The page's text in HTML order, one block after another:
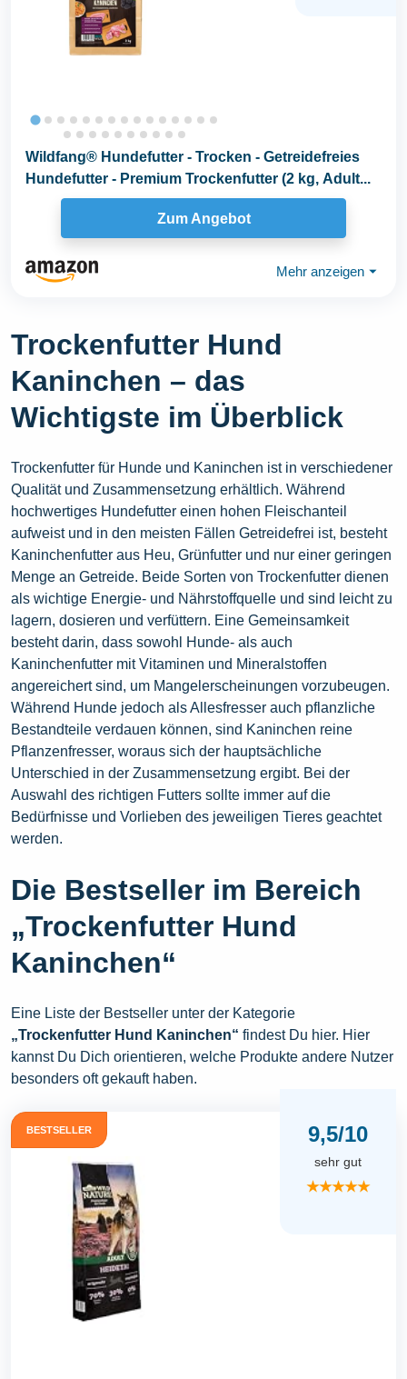
Wildfang® Hundefutter - Trocken - Getreidefreies
Hundefutter - Premium Trockenfutter (2 kg, Adult...
Zum Angebot
Mehr anzeigen ⏷
Trockenfutter Hund
Kaninchen – das
Wichtigste im Überblick
Trockenfutter für Hunde und Kaninchen ist in verschiedener
Qualität und Zusammensetzung erhältlich. Während
hochwertiges Hundefutter einen hohen Fleischanteil
aufweist und in den meisten Fällen Getreidefrei ist, besteht
Kaninchenfutter aus Heu, Grünfutter und nur einer geringen
Menge an Getreide. Beide Sorten von Trockenfutter dienen
als wichtige Energie- und Nährstoffquelle und sind leicht zu
lagern, dosieren und verfüttern. Eine Gemeinsamkeit
besteht darin, dass sowohl Hunde- als auch
Kaninchenfutter mit Vitaminen und Mineralstoffen
angereichert sind, um Mangelerscheinungen vorzubeugen.
Während Hunde jedoch als Allesfresser auch pflanzliche
Bestandteile verdauen können, sind Kaninchen reine
Pflanzenfresser, woraus sich der hauptsächliche
Unterschied in der Zusammensetzung ergibt. Bei der
Auswahl des richtigen Futters sollte immer auf die
Bedürfnisse und Vorlieben des jeweiligen Tieres geachtet
werden.
Die Bestseller im Bereich
„Trockenfutter Hund
Kaninchen“
Eine Liste der Bestseller unter der Kategorie
„Trockenfutter Hund Kaninchen“ findest Du hier. Hier
kannst Du Dich orientieren, welche Produkte andere Nutzer
besonders oft gekauft haben.
BESTSELLER 9,5/10
sehr gut
★★★★★